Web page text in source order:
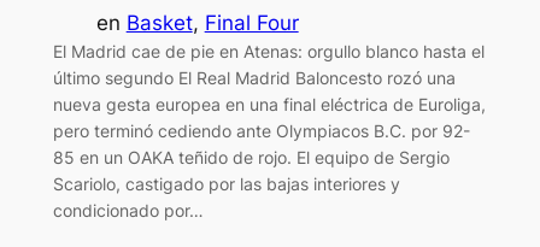
en Basket, Final Four
El Madrid cae de pie en Atenas: orgullo blanco hasta el
último segundo El Real Madrid Baloncesto rozó una
nueva gesta europea en una final eléctrica de Euroliga,
pero terminó cediendo ante Olympiacos B.C. por 92-
85 en un OAKA teñido de rojo. El equipo de Sergio
Scariolo, castigado por las bajas interiores y
condicionado por…